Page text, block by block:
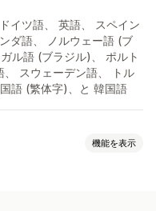
イツ語、 英語、 スペイン
ダ語、 ノルウェー語 (ブ
ル語 (ブラジル)、 ポルト
スウェーデン語、 トル
語 (繁体字)、と 韓国語
機能を表示